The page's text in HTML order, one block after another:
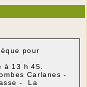
pour
à 13 h 45.
Carlanes -
- La